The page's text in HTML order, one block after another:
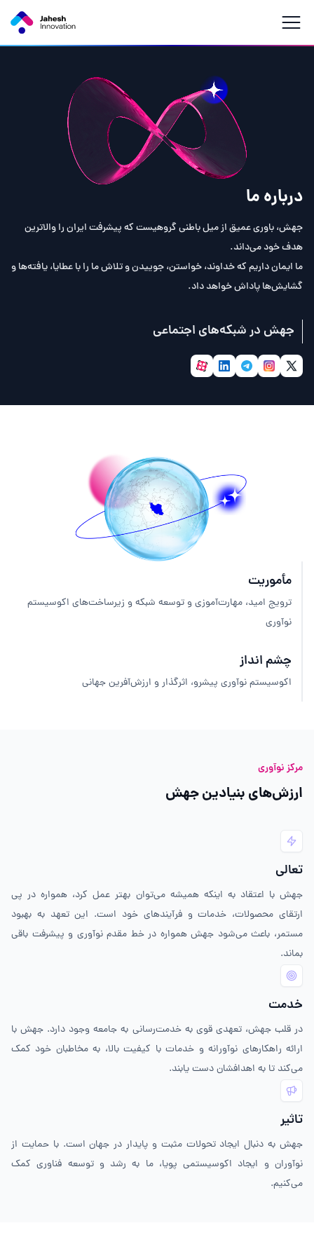
درباره ما
جهش، باوری عمیق از میل باطنی گروهیست که پیشرفت ایران را والاترین
هدف خود می‌داند.
ما ایمان داریم که خداوند، خواستن‌، جوییدن و تلاش‌ ما را با عطایا، یافته‌ها‌ و
گشایش‌ها پاداش خواهد داد.
جهش در شبکه‌های اجتماعی
مأموریت
ترویج امید، مهارت‌آموزی و توسعه شبکه و زیرساخت‌های اکوسیستم
نوآوری
چشم انداز
اکوسیستم نوآوری پیشرو، اثرگذار و ارزش‌آفرین جهانی
مرکز نوآوری
ارزش‌های بنیادین جهش
تعالی
جهش با اعتقاد به اینکه همیشه می‌توان بهتر عمل کرد، همواره در پی
ارتقای محصولات، خدمات و فرآیندهای خود است. این تعهد به بهبود
مستمر، باعث می‌شود جهش همواره در خط مقدم نوآوری و پیشرفت باقی
بماند.
خدمت
در قلب جهش، تعهدی قوی به خدمت‌رسانی به جامعه وجود دارد. جهش با
ارائه راهکارهای نوآورانه و خدمات با کیفیت بالا، به مخاطبان خود کمک
می‌کند تا به اهدافشان دست یابند.
تاثیر
جهش به دنبال ایجاد تحولات مثبت و پایدار در جهان است. با حمایت از
نوآوران و ایجاد اکوسیستمی پویا، ما به رشد و توسعه فناوری کمک
می‌کنیم.